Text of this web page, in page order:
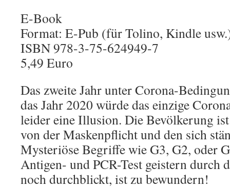
E-Book
Format: E-Pub (für Tolino, Kindle
ISBN 978-3-75-624949-7
5,49 Euro
Das zweite Jahr unter Corona-
das Jahr 2020 würde das einzige
leider eine Illusion. Die Bevölkerung
von der Maskenpflicht und den sich
Mysteriöse Begriffe wie G3, G2, oder
Antigen- und PCR-Test geistern durch
noch durchblickt, ist zu bewundern!